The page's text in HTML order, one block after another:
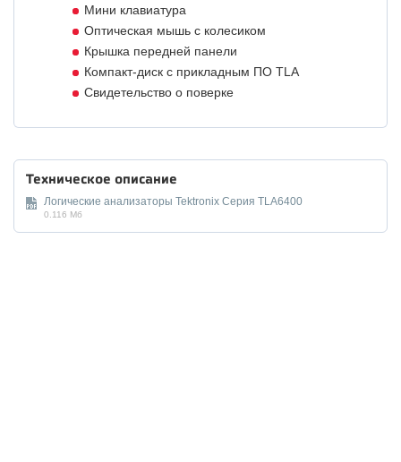
Мини клавиатура
Оптическая мышь с колесиком
Крышка передней панели
Компакт-диск с прикладным ПО TLA
Свидетельство о поверке
Техническое описание
Логические анализаторы Tektronix Серия TLA6400
0.116 Мб